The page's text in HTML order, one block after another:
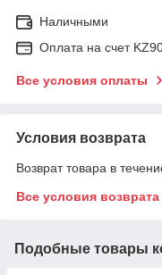
Наличными
Оплата на счет
Все условия оплаты
Условия возврата
Возврат товара в
Все условия возврата
Подобные товары